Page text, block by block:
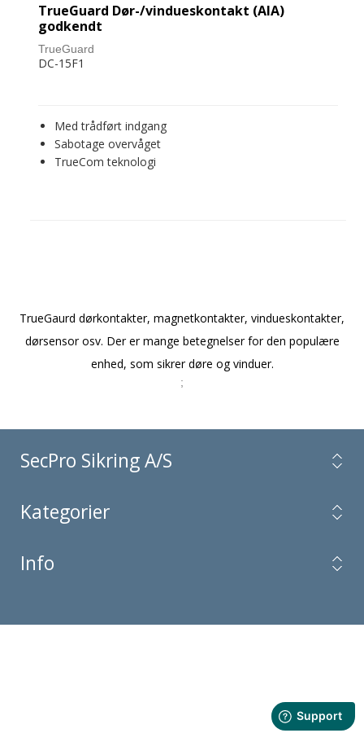
TrueGuard Dør-/vindueskontakt (AIA)
godkendt
TrueGuard
DC-15F1
Med trådført indgang
Sabotage overvåget
TrueCom teknologi
TrueGaurd dørkontakter, magnetkontakter, vindueskontakter,
dørsensor osv. Der er mange betegnelser for den populære
enhed, som sikrer døre og vinduer.
;
SecPro Sikring A/S
Kategorier
Info